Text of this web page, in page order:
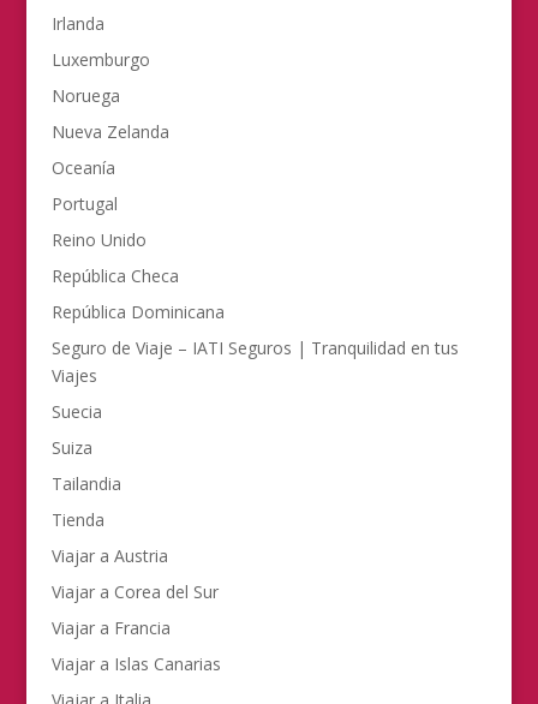
Irlanda
Luxemburgo
Noruega
Nueva Zelanda
Oceanía
Portugal
Reino Unido
República Checa
República Dominicana
Seguro de Viaje – IATI Seguros | Tranquilidad en tus
Viajes
Suecia
Suiza
Tailandia
Tienda
Viajar a Austria
Viajar a Corea del Sur
Viajar a Francia
Viajar a Islas Canarias